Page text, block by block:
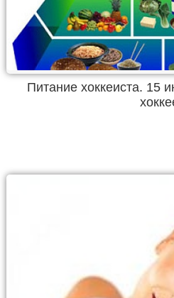
Питание хоккеиста. 15